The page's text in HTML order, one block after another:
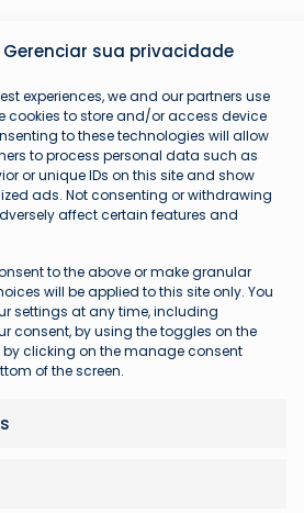
Gerenciar sua privacidade
experiences, we and our partners use
cookies to store and/or access device
to these technologies will allow
to process personal data such as
or unique IDs on this site and show
ads. Not consenting or withdrawing
affect certain features and
to the above or make granular
will be applied to this site only. You
settings at any time, including
consent, by using the toggles on the
by clicking on the manage consent
of the screen.